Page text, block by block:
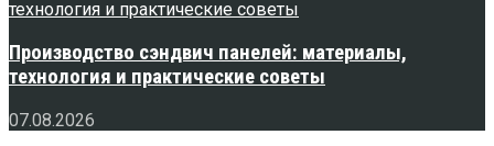
Производство сэндвич панелей: материалы,
технология и практические советы
07.08.2026